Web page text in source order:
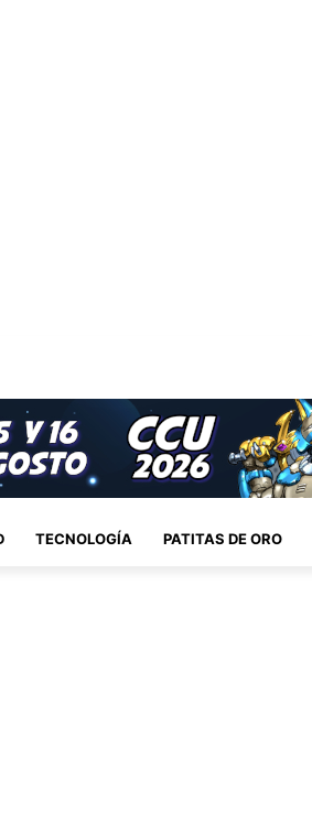
TECNOLOGÍA PATITAS DE ORO